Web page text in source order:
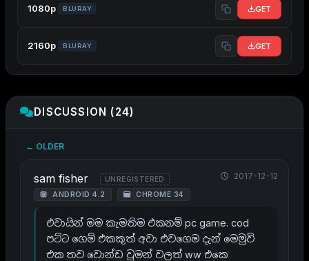
1080p BLURAY GET
2160p BLURAY GET
DISCUSSION (24)
← OLDER
sam fisher UNREGISTERED
ANDROID 4.2 CHROME 34
2017-12-12
එවායින් මම කැමතිම එකනම් pc game. cod
පට්ට ග‍ෙම් එකකුත් අවා එවග‍ෙම දැන් මෙමුවි
එක තව ව‍ොන්ඩ වුමන් වලත් ww එක‍ෙ